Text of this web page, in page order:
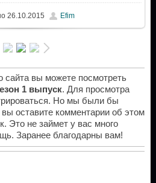
26.10.2015 Efim
сайта вы можете посмотреть
1 выпуск. Для просмотра
Но мы были бы
оставите комментарии об этом
Это не займет у вас много
Заранее благодарны вам!